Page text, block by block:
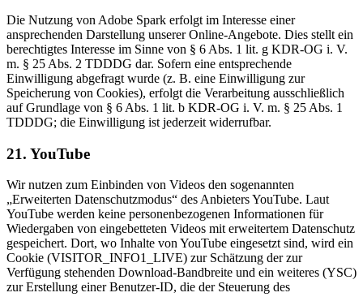
Die Nutzung von Adobe Spark erfolgt im Interesse einer
ansprechenden Darstellung unserer Online-Angebote. Dies stellt ein
berechtigtes Interesse im Sinne von § 6 Abs. 1 lit. g KDR-OG i. V.
m. § 25 Abs. 2 TDDDG dar. Sofern eine entsprechende
Einwilligung abgefragt wurde (z. B. eine Einwilligung zur
Speicherung von Cookies), erfolgt die Verarbeitung ausschließlich
auf Grundlage von § 6 Abs. 1 lit. b KDR-OG i. V. m. § 25 Abs. 1
TDDDG; die Einwilligung ist jederzeit widerrufbar.
21. YouTube
Wir nutzen zum Einbinden von Videos den sogenannten
„Erweiterten Datenschutzmodus“ des Anbieters YouTube. Laut
YouTube werden keine personenbezogenen Informationen für
Wiedergaben von eingebetteten Videos mit erweitertem Datenschutz
gespeichert. Dort, wo Inhalte von YouTube eingesetzt sind, wird ein
Cookie (VISITOR_INFO1_LIVE) zur Schätzung der zur
Verfügung stehenden Download-Bandbreite und ein weiteres (YSC)
zur Erstellung einer Benutzer-ID, die der Steuerung des